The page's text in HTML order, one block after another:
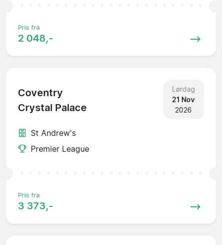
Pris fra
2 048,-
Coventry
Crystal Palace
Lørdag
21 Nov
2026
St Andrew's
Premier League
Pris fra
3 373,-